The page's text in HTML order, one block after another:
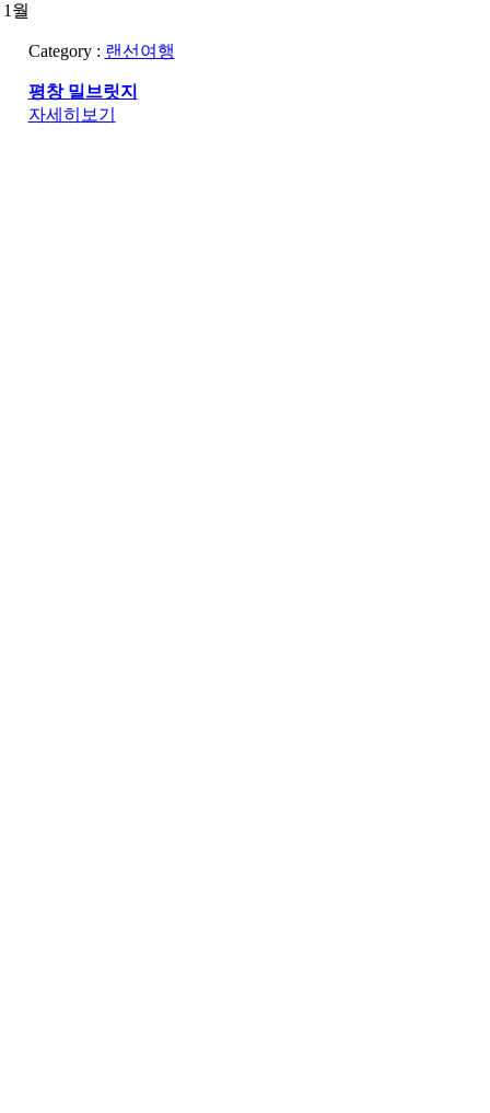
1월
Category : 랜선여행
평창 밀브릿지
자세히보기